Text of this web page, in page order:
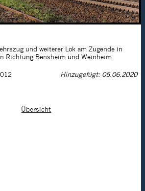
und weiterer Lok am Zugende in
Richtung Bensheim und Weinheim
Hinzugefügt: 05.06.2020
Übersicht